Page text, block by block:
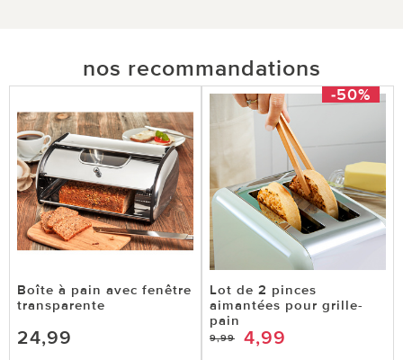
nos recommandations
Boîte à pain avec fenêtre
transparente
24,99
-50%
Lot de 2 pinces
aimantées pour grille-
pain
9,99 4,99